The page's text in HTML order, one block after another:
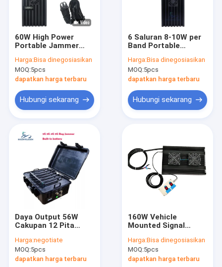
Pertunjukan VR
Kontrol Kualitas
Hubungi Kami
Kasus
Jammer Sinyal Ponsel
Jammer Sinyal Ponsel
Modul jammer anti drone
detektor anti drone
60W High Power
Portable Jammer
dan 12 Saluran untuk
2G 3G 4G 5G WiFi
GPS Lojack
Harga:Bisa dinegosiasikan
MOQ:5pcs
dapatkan harga terbaru
Hubungi sekarang
6 Saluran 8-10W per
Band Portable
Jamming Radius 50m
untuk memblokir
sinyal ponsel
Harga:Bisa dinegosiasikan
MOQ:5pcs
dapatkan harga terbaru
Hubungi sekarang
Daya Output 56W
Cakupan 12 Pita
60m Perangkat
Peredam Sinyal
Ponsel Pemblokir
Harga:negotiate
MOQ:5pcs
dapatkan harga terbaru
160W Vehicle
Mounted Signal
Antena Omni-
directional dan DC-
12V/24V Power
Harga:Bisa dinegosiasikan
MOQ:5pcs
dapatkan harga terbaru